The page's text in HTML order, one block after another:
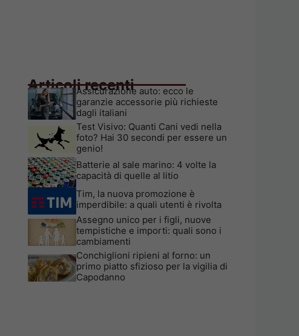
Articoli recenti
Assicurazione auto: ecco le
garanzie accessorie più richieste
dagli italiani
Test Visivo: Quanti Cani vedi nella
foto? Hai 30 secondi per essere un
genio!
Batterie al sale marino: 4 volte la
capacità di quelle al litio
Tim, la nuova promozione è
imperdibile: a quali utenti è rivolta
Assegno unico per i figli, nuove
tempistiche e importi: quali sono i
cambiamenti
Conchiglioni ripieni al forno: un
primo piatto sfizioso per la vigilia di
Capodanno